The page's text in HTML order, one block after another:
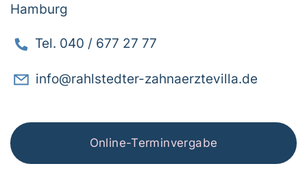
Hamburg
Tel. 040 / 677 27 77
info@rahlstedter-zahnaerztevilla.de
Online-Terminvergabe